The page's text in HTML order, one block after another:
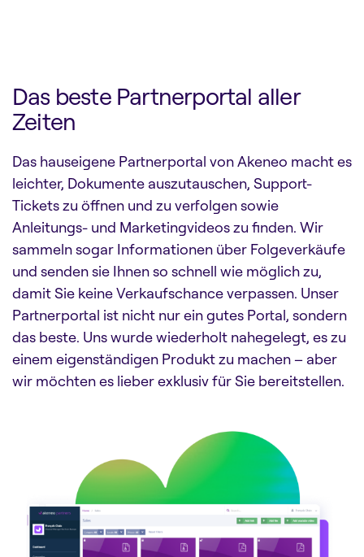
Das beste Partnerportal aller
Zeiten
Das hauseigene Partnerportal von Akeneo macht es
leichter, Dokumente auszutauschen, Support-
Tickets zu öffnen und zu verfolgen sowie
Anleitungs- und Marketingvideos zu finden. Wir
sammeln sogar Informationen über Folgeverkäufe
und senden sie Ihnen so schnell wie möglich zu,
damit Sie keine Verkaufschance verpassen. Unser
Partnerportal ist nicht nur ein gutes Portal, sondern
das beste. Uns wurde wiederholt nahegelegt, es zu
einem eigenständigen Produkt zu machen – aber
wir möchten es lieber exklusiv für Sie bereitstellen.